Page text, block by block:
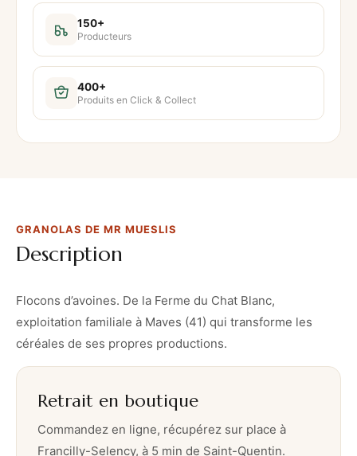
a
M
r
u
e
s
l
s
150+
Producteurs
400+
Produits en Click & Collect
GRANOLAS DE MR MUESLIS
Description
Flocons d’avoines. De la Ferme du Chat Blanc,
exploitation familiale à Maves (41) qui transforme les
céréales de ses propres productions.
Retrait en boutique
Commandez en ligne, récupérez sur place à
Francilly-Selency, à 5 min de Saint-Quentin.